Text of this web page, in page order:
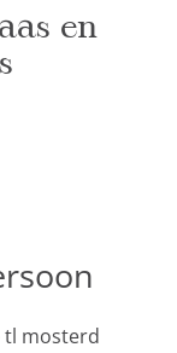
en
tl mosterd